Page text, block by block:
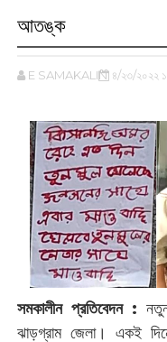
আতঙ্ক
E SAMAKALIN ৪/২৩/২০২২
সমকালীন প্রতিবেদন :
ঝাড়গ্রাম জেলা। একই